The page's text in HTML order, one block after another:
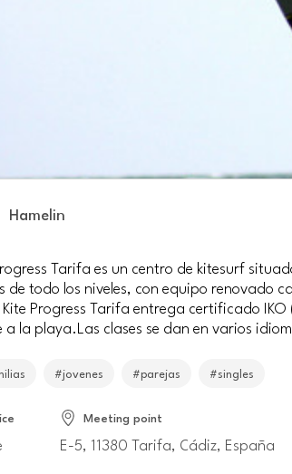
Hamelin
Tarifa es un centro de kitesurf
de todo los niveles, con equipo renovado
Kite Progress Tarifa entrega certificado
a la playa.Las clases se dan en varios
#jovenes #parejas #singles
Meeting point
E-5, 11380 Tarifa, Cádiz, España